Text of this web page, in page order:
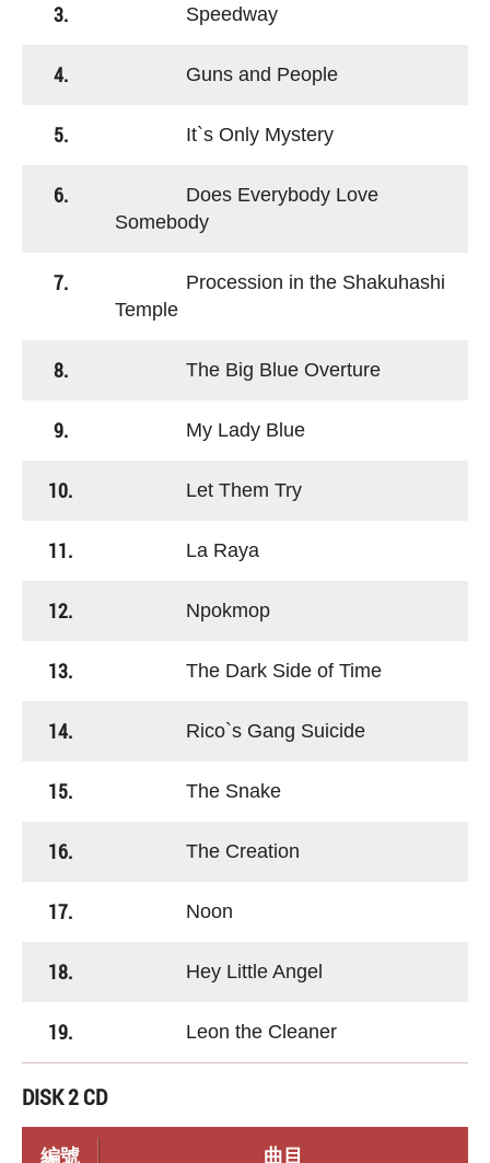
3. Speedway
4. Guns and People
5. It`s Only Mystery
6.
Does Everybody Love
Somebody
7.
Procession in the Shakuhashi
Temple
8. The Big Blue Overture
9. My Lady Blue
10. Let Them Try
11. La Raya
12. Npokmop
13. The Dark Side of Time
14. Rico`s Gang Suicide
15. The Snake
16. The Creation
17. Noon
18. Hey Little Angel
19. Leon the Cleaner
DISK 2 CD
編號 曲目